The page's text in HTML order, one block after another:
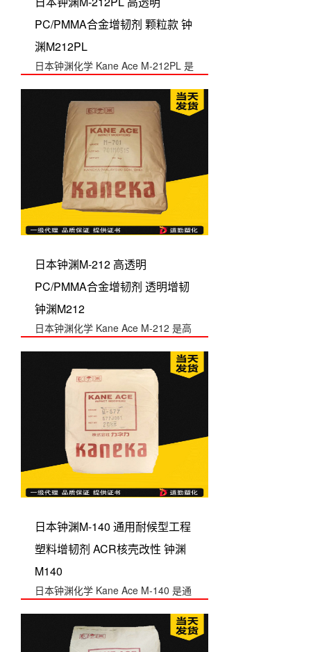
PC/PMMA合金增韧剂 颗粒款 钟
渊M212PL
日本钟渊化学 Kane Ace M-212PL 是
日本钟渊M-212 高透明
PC/PMMA合金增韧剂 透明增韧
钟渊M212
日本钟渊化学 Kane Ace M-212 是高
日本钟渊M-140 通用耐候型工程
塑料增韧剂 ACR核壳改性 钟渊
M140
日本钟渊化学 Kane Ace M-140 是通